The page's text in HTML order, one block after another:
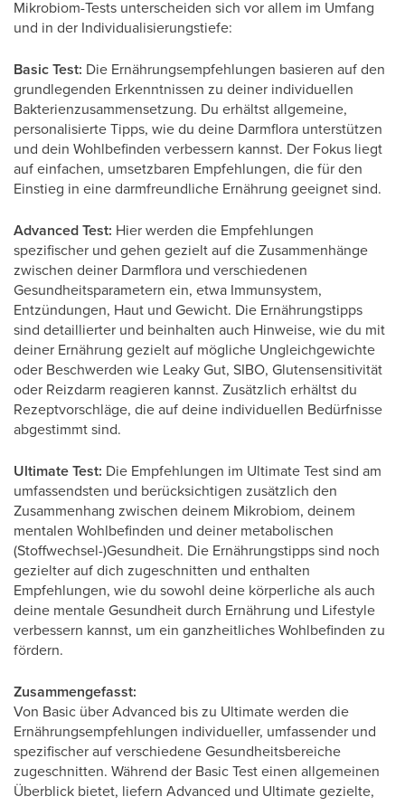
Mikrobiom-Tests unterscheiden sich vor allem im Umfang
und in der Individualisierungstiefe:
Basic Test: Die Ernährungsempfehlungen basieren auf den
grundlegenden Erkenntnissen zu deiner individuellen
Bakterienzusammensetzung. Du erhältst allgemeine,
personalisierte Tipps, wie du deine Darmflora unterstützen
und dein Wohlbefinden verbessern kannst. Der Fokus liegt
auf einfachen, umsetzbaren Empfehlungen, die für den
Einstieg in eine darmfreundliche Ernährung geeignet sind.
Advanced Test: Hier werden die Empfehlungen
spezifischer und gehen gezielt auf die Zusammenhänge
zwischen deiner Darmflora und verschiedenen
Gesundheitsparametern ein, etwa Immunsystem,
Entzündungen, Haut und Gewicht. Die Ernährungstipps
sind detaillierter und beinhalten auch Hinweise, wie du mit
deiner Ernährung gezielt auf mögliche Ungleichgewichte
oder Beschwerden wie Leaky Gut, SIBO, Glutensensitivität
oder Reizdarm reagieren kannst. Zusätzlich erhältst du
Rezeptvorschläge, die auf deine individuellen Bedürfnisse
abgestimmt sind.
Ultimate Test: Die Empfehlungen im Ultimate Test sind am
umfassendsten und berücksichtigen zusätzlich den
Zusammenhang zwischen deinem Mikrobiom, deinem
mentalen Wohlbefinden und deiner metabolischen
(Stoffwechsel-)Gesundheit. Die Ernährungstipps sind noch
gezielter auf dich zugeschnitten und enthalten
Empfehlungen, wie du sowohl deine körperliche als auch
deine mentale Gesundheit durch Ernährung und Lifestyle
verbessern kannst, um ein ganzheitliches Wohlbefinden zu
fördern.
Zusammengefasst:
Von Basic über Advanced bis zu Ultimate werden die
Ernährungsempfehlungen individueller, umfassender und
spezifischer auf verschiedene Gesundheitsbereiche
zugeschnitten. Während der Basic Test einen allgemeinen
Überblick bietet, liefern Advanced und Ultimate gezielte,